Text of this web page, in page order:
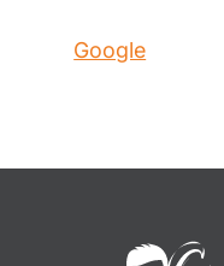
Google